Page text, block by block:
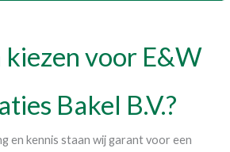
voor E&W
Bakel B.V.?
en kennis staan wij garant voor een